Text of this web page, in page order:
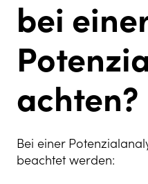
bei
achten?
Bei einer
beachtet werden: